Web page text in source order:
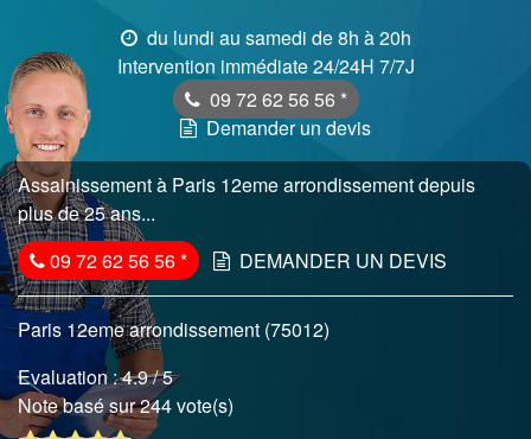
du lundi au samedi de 8h à 20h
Intervention immédiate 24/24H 7/7J
09 72 62 56 56 *
Demander un devis
Assainissement à Paris 12eme arrondissement depuis
plus de 25 ans...
09 72 62 56 56* DEMANDER UN DEVIS
Paris 12eme arrondissement (75012)
Evaluation :4.9/ 5
Note basé sur 244 vote(s)